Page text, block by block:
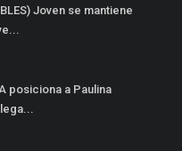
Joven se mantiene
posiciona a Paulina